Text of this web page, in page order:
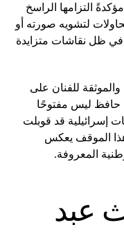
التزامها الراسخ
لتشويه صورته أو
في ظل نقاشات متزايدة
للفنان على
حافظ ليس مفتوحًا
إسرائيلية قد قوبلت
الموقف يعكس
المعروفة.
عبد